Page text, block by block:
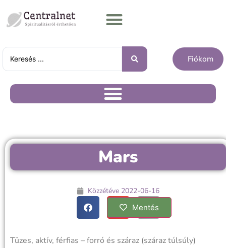
Fiókom
Mars
Közzétéve 2022-06-16
Mentés
Tüzes, aktív, férfias – forró és száraz (száraz túlsúly)